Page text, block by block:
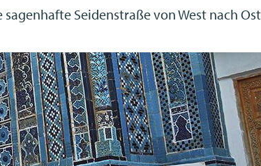
Seidenstraße von West nach